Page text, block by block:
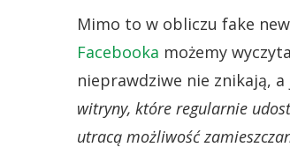
Mimo to w obliczu fake
Facebooka możemy
nieprawdziwe nie znikają,
witryny, które regularnie
utracą możliwość